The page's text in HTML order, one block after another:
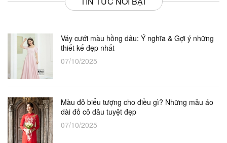
Váy cưới màu hồng dâu: Ý nghĩa & Gợi ý những
thiết kế đẹp nhất
07/10/2025
Màu đỏ biểu tượng cho điều gì? Những mẫu áo
dài đỏ cô dâu tuyệt đẹp
07/10/2025